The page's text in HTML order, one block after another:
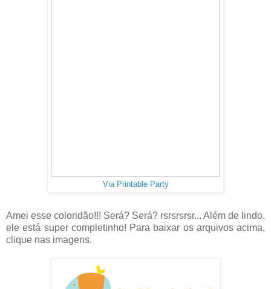
Via Printable Party
Amei esse coloridão!!! Será? Será? rsrsrsrsr... Além de lindo,
ele está super completinho! Para baixar os arquivos acima,
clique nas imagens.